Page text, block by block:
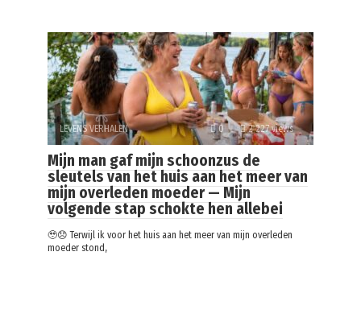
LEVENS VERHALEN 0 2 227 views
Mijn man gaf mijn schoonzus de
sleutels van het huis aan het meer van
mijn overleden moeder — Mijn
volgende stap schokte hen allebei
🥹😞 Terwijl ik voor het huis aan het meer van mijn overleden
moeder stond,